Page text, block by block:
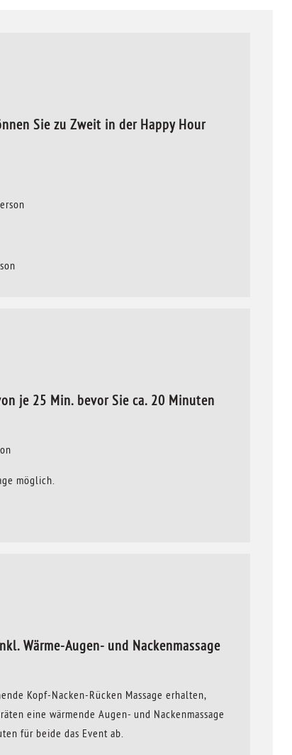
Sie zu Zweit in der Happy Hour
je 25 Min. bevor Sie ca. 20 Minuten
möglich.
Wärme-Augen- und Nackenmassage
Kopf-Nacken-Rücken Massage erhalten,
eine wärmende Augen- und Nackenmassage
für beide das Event ab.